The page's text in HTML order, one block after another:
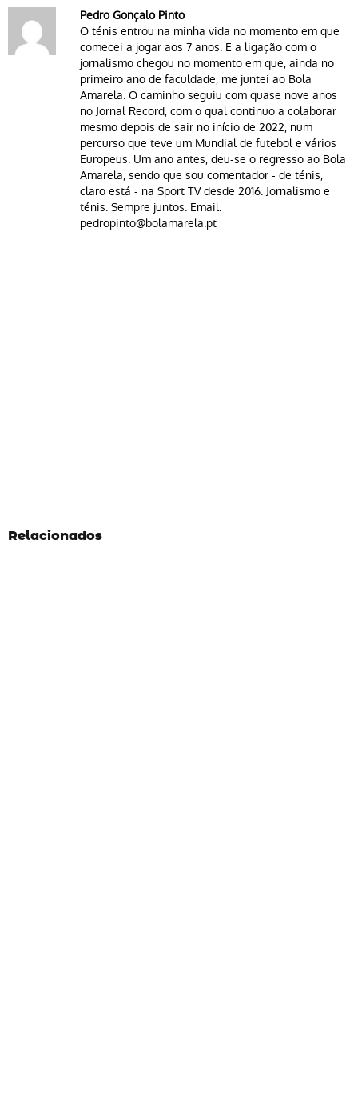
Pedro Gonçalo Pinto
O ténis entrou na minha vida no momento em que
comecei a jogar aos 7 anos. E a ligação com o
jornalismo chegou no momento em que, ainda no
primeiro ano de faculdade, me juntei ao Bola
Amarela. O caminho seguiu com quase nove anos
no Jornal Record, com o qual continuo a colaborar
mesmo depois de sair no início de 2022, num
percurso que teve um Mundial de futebol e vários
Europeus. Um ano antes, deu-se o regresso ao Bola
Amarela, sendo que sou comentador - de ténis,
claro está - na Sport TV desde 2016. Jornalismo e
ténis. Sempre juntos. Email:
pedropinto@bolamarela.pt
Relacionados